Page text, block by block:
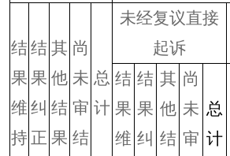
结
果
维
持
结
果
纠
正
其
他
结
果
尚
未
审
结
总
计
未经复议直接
起诉
结
果
维
结
果
纠
其
他
结
尚
未
审
总
计